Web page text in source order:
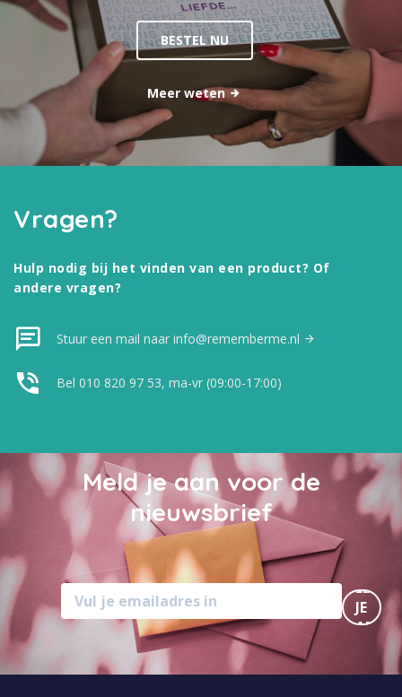
BESTEL NU
Meer weten
Vragen?
Hulp nodig bij het vinden van een product? Of
andere vragen?
Stuur een mail naar info@rememberme.nl
Bel 010 820 97 53, ma-vr (09:00-17:00)
Meld je aan voor de
nieuwsbrief
MELD
JE
AAN